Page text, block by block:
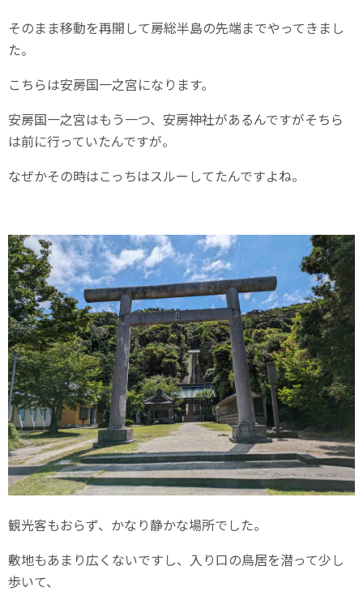
そのまま移動を再開して房総半島の先端までやってきまし
た。
こちらは安房国一之宮になります。
安房国一之宮はもう一つ、安房神社があるんですがそちら
は前に行っていたんですが。
なぜかその時はこっちはスルーしてたんですよね。
観光客もおらず、かなり静かな場所でした。
敷地もあまり広くないですし、入り口の鳥居を潜って少し
歩いて、